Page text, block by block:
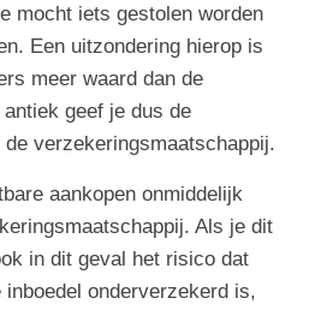
mocht iets gestolen worden
Een uitzondering hierop is
meer waard dan de
geef je dus de
de verzekeringsmaatschappij.
aankopen onmiddelijk
Als je dit
in dit geval het risico dat
inboedel onderverzekerd is,